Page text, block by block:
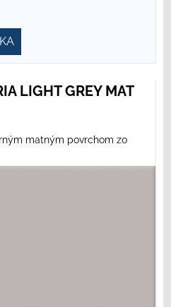
LIGHT GREY MAT
matným povrchom zo